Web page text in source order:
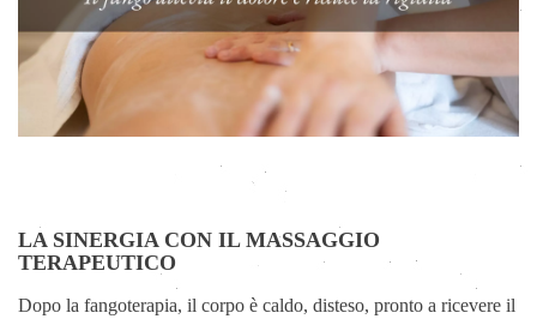
LA SINERGIA CON IL MASSAGGIO
TERAPEUTICO
Dopo la fangoterapia, il corpo è caldo, disteso, pronto a ricevere il